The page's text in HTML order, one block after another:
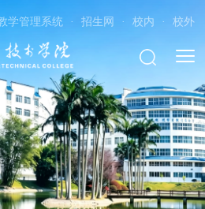
学管理系统 · 招生网 · 校内 · 校外